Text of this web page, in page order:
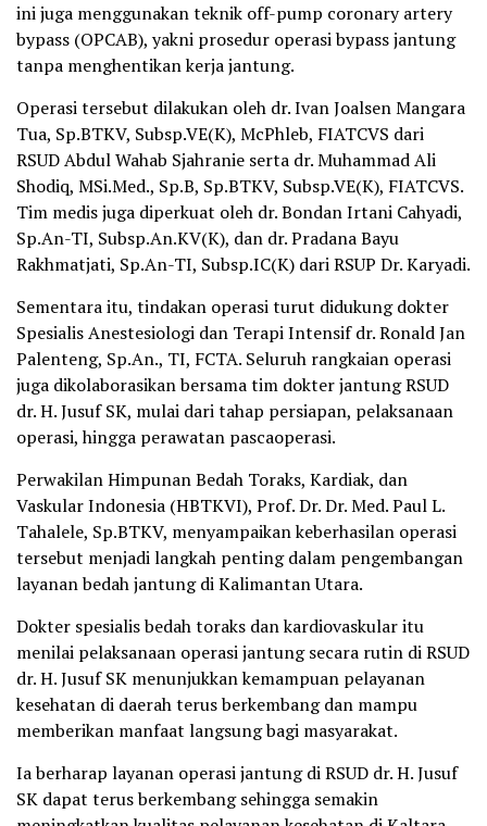
ini juga menggunakan teknik off-pump coronary artery
bypass (OPCAB), yakni prosedur operasi bypass jantung
tanpa menghentikan kerja jantung.
Operasi tersebut dilakukan oleh dr. Ivan Joalsen Mangara
Tua, Sp.BTKV, Subsp.VE(K), McPhleb, FIATCVS dari
RSUD Abdul Wahab Sjahranie serta dr. Muhammad Ali
Shodiq, MSi.Med., Sp.B, Sp.BTKV, Subsp.VE(K), FIATCVS.
Tim medis juga diperkuat oleh dr. Bondan Irtani Cahyadi,
Sp.An-TI, Subsp.An.KV(K), dan dr. Pradana Bayu
Rakhmatjati, Sp.An-TI, Subsp.IC(K) dari RSUP Dr. Karyadi.
Sementara itu, tindakan operasi turut didukung dokter
Spesialis Anestesiologi dan Terapi Intensif dr. Ronald Jan
Palenteng, Sp.An., TI, FCTA. Seluruh rangkaian operasi
juga dikolaborasikan bersama tim dokter jantung RSUD
dr. H. Jusuf SK, mulai dari tahap persiapan, pelaksanaan
operasi, hingga perawatan pascaoperasi.
Perwakilan Himpunan Bedah Toraks, Kardiak, dan
Vaskular Indonesia (HBTKVI), Prof. Dr. Dr. Med. Paul L.
Tahalele, Sp.BTKV, menyampaikan keberhasilan operasi
tersebut menjadi langkah penting dalam pengembangan
layanan bedah jantung di Kalimantan Utara.
Dokter spesialis bedah toraks dan kardiovaskular itu
menilai pelaksanaan operasi jantung secara rutin di RSUD
dr. H. Jusuf SK menunjukkan kemampuan pelayanan
kesehatan di daerah terus berkembang dan mampu
memberikan manfaat langsung bagi masyarakat.
Ia berharap layanan operasi jantung di RSUD dr. H. Jusuf
SK dapat terus berkembang sehingga semakin